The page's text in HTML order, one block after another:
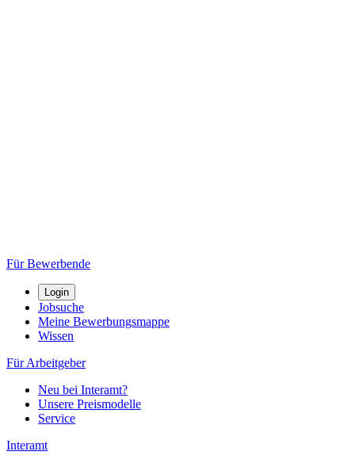
Für Bewerbende
Login
Jobsuche
Meine Bewerbungsmappe
Wissen
Für Arbeitgeber
Neu bei Interamt?
Unsere Preismodelle
Service
Interamt